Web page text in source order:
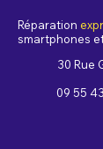
Réparation
smartphones
30 Rue
09 55